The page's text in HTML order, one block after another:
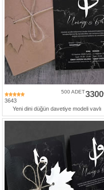
3643
3300
500 ADET
Yeni dini düğün davetiye modeli vavlı